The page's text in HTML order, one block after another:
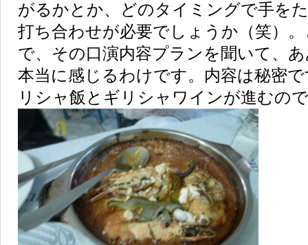
がるかとか、どのタイミングで手を
打ち合わせが必要でしょうか（笑）
で、その口演内容プランを聞いて、
本当に感じるわけです。内容は秘密
リシャ飯とギリシャワインが進むの